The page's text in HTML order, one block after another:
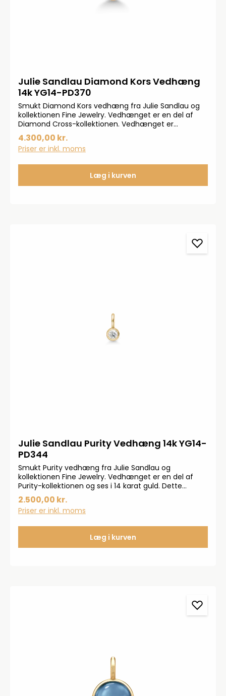
Julie Sandlau Diamond Kors Vedhæng
14k YG14-PD370
Smukt Diamond Kors vedhæng fra Julie Sandlau og
kollektionen Fine Jewelry. Vedhænget er en del af
Diamond Cross-kollektionen. Vedhænget er
udsmykket med 6 Top Wesselton Diamanter på 0,15
ct. Længde: 14 mmBredde: 8 mm
4.300,00 kr.
Priser er inkl. moms
Læg i kurven
Julie Sandlau Purity Vedhæng 14k YG14-
PD344
Smukt Purity vedhæng fra Julie Sandlau og
kollektionen Fine Jewelry. Vedhænget er en del af
Purity-kollektionen og ses i 14 karat guld. Dette
vedhæng ses i 14k guld med en smuk 0,068 ct Top
WesseltonDiamant.
2.500,00 kr.
Priser er inkl. moms
Læg i kurven